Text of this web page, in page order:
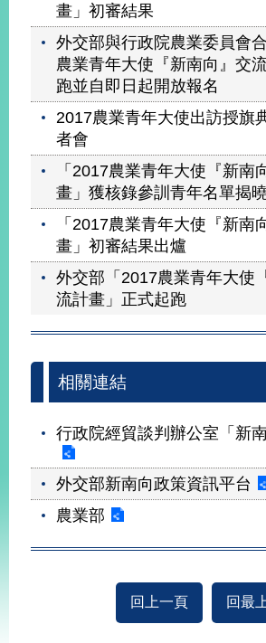
畫」初審結果
外交部與行政院農業委員會
農業青年大使『新南向』交
跑並自即日起開放報名
2017農業青年大使出訪授旗
者會
「2017農業青年大使『新南
畫」獲核錄參訓青年名單揭
「2017農業青年大使『新南
畫」初審結果出爐
外交部「2017農業青年大使
流計畫」正式起跑
相關連結
行政院經貿談判辦公室「新
外交部新南向政策資訊平台
農業部
回上一頁 回最